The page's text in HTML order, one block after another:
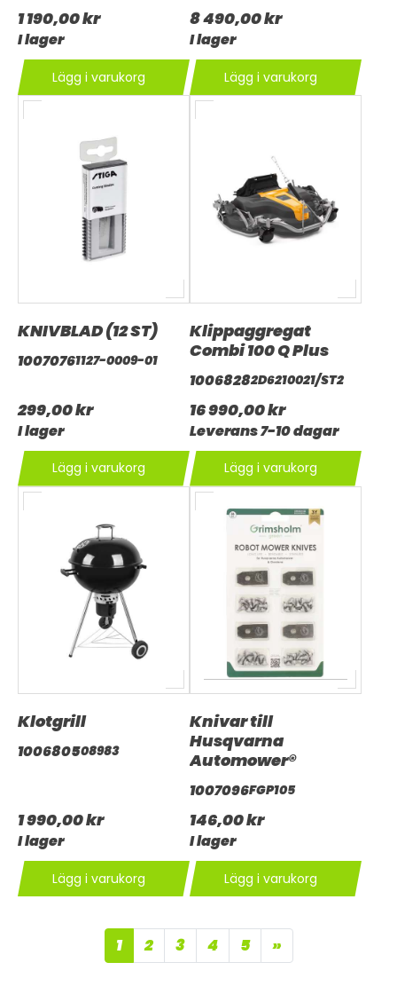
1 190,00 kr
I lager
Lägg i varukorg
8 490,00 kr
I lager
Lägg i varukorg
KNIVBLAD (12 ST)
10070761127-0009-01
299,00 kr
I lager
Lägg i varukorg
Klippaggregat
Combi 100 Q Plus
10068282D6210021/ST2
16 990,00 kr
Leverans 7-10 dagar
Lägg i varukorg
Klotgrill
100680508983
1 990,00 kr
I lager
Lägg i varukorg
Knivar till
Husqvarna
Automower®
1007096FGP105
146,00 kr
I lager
Lägg i varukorg
1 2 3 4 5 »